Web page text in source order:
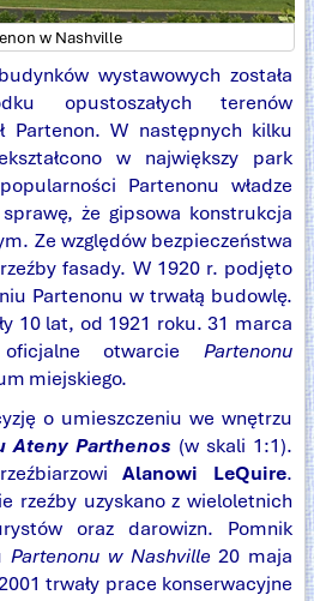
w Nashville
wystawowych została
opustoszałych terenów
Partenon. W następnych kilku
w największy park
Partenonu władze
że gipsowa konstrukcja
Ze względów bezpieczeństwa
fasady. W 1920 r. podjęto
Partenonu w trwałą budowlę.
10 lat, od 1921 roku. 31 marca
otwarcie Partenonu
miejskiego.
o umieszczeniu we wnętrzu
Ateny Parthenos (w skali 1:1).
Alanowi LeQuire.
rzeźby uzyskano z wieloletnich
oraz darowizn. Pomnik
Partenonu w Nashville 20 maja
trwały prace konserwacyjne